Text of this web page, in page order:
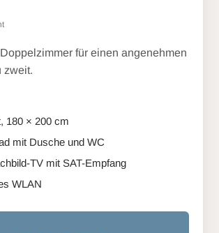
für einen angenehmen
zweit.
180 × 200 cm
mit Dusche und WC
TV mit SAT-Empfang
WLAN